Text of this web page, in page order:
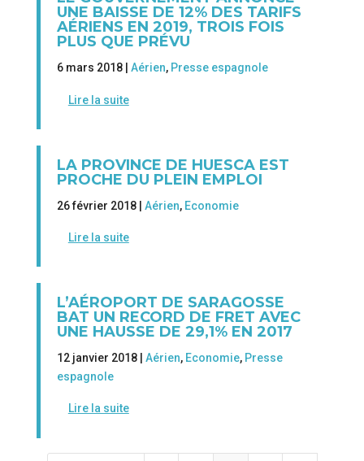
UNE BAISSE DE 12% DES TARIFS
AÉRIENS EN 2019, TROIS FOIS
PLUS QUE PRÉVU
6 mars 2018 | Aérien, Presse espagnole
Lire la suite
LA PROVINCE DE HUESCA EST
PROCHE DU PLEIN EMPLOI
26 février 2018 | Aérien, Economie
Lire la suite
L’AÉROPORT DE SARAGOSSE
BAT UN RECORD DE FRET AVEC
UNE HAUSSE DE 29,1% EN 2017
12 janvier 2018 | Aérien, Economie, Presse
espagnole
Lire la suite